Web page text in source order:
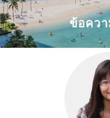
ราคาถูก! ความมุ่งมั่นแล
หลักสูตรสัปดาห์ 4 วันเพี
การสนับสนุนที่เป็นมิตร
ทำเลทองและสิ่งอำนวย
คณะที่มีประสบการณ์
สนุก! Aloha Student Life
ข้อควา